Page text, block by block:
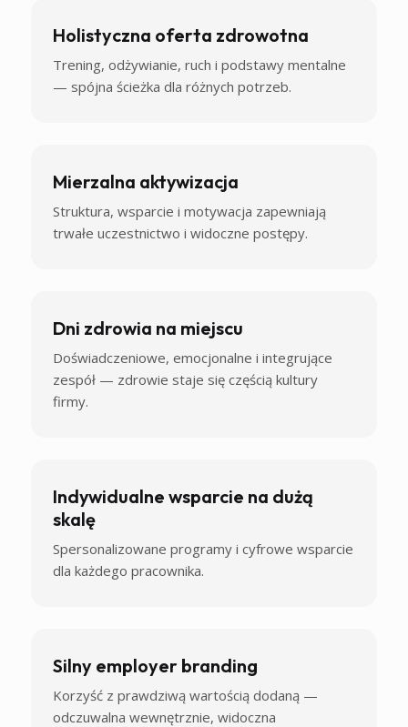
Holistyczna oferta zdrowotna
Trening, odżywianie, ruch i podstawy mentalne
— spójna ścieżka dla różnych potrzeb.
Mierzalna aktywizacja
Struktura, wsparcie i motywacja zapewniają
trwałe uczestnictwo i widoczne postępy.
Dni zdrowia na miejscu
Doświadczeniowe, emocjonalne i integrujące
zespół — zdrowie staje się częścią kultury
firmy.
Indywidualne wsparcie na dużą
skalę
Spersonalizowane programy i cyfrowe wsparcie
dla każdego pracownika.
Silny employer branding
Korzyść z prawdziwą wartością dodaną —
odczuwalna wewnętrznie, widoczna